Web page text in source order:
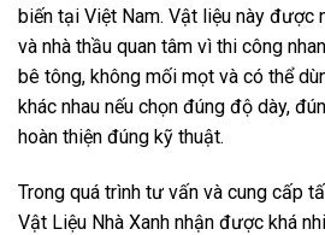
biến tại Việt Nam. Vật liệu này được
và nhà thầu quan tâm vì thi công
bê tông, không mối mọt và có thể
khác nhau nếu chọn đúng độ dày,
hoàn thiện đúng kỹ thuật.
Trong quá trình tư vấn và cung cấp
Vật Liệu Nhà Xanh nhận được khá